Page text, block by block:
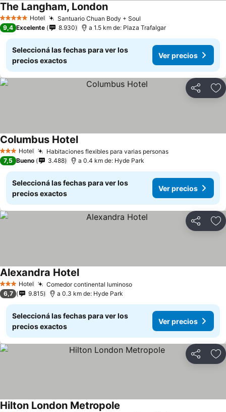
5 Estrellas Hotel Santuario Chuan Body + Soul
The Langham, LondonVer precios
9,4 Excelente 8.930 a 1.5 km de: Plaza Trafalgar
Seleccioná las fechas para ver los
precios exactos
Ver precios
Compartir
3 Estrellas
Hotel Habitaciones flexibles para varias personasVer precios
Columbus HotelVer precios
7,5 Bueno 3.488 a 0.4 km de: Hyde Park
Seleccioná las fechas para ver los
precios exactos
Ver precios
Compartir
3 Estrellas
Hotel Comedor continental luminosoVer precios
Alexandra HotelVer precios
6,7 9.815 a 0.3 km de: Hyde Park
Seleccioná las fechas para ver los
precios exactos
Ver precios
Compartir
Hilton London Metropole